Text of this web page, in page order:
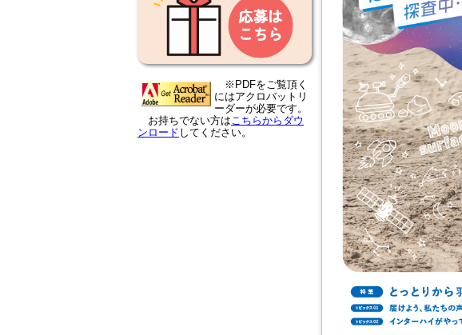
※PDFをご覧頂く
にはアクロバットリ
ーダーが必要です。
お持ちでない方は こちらからダウ
ンロード してください。